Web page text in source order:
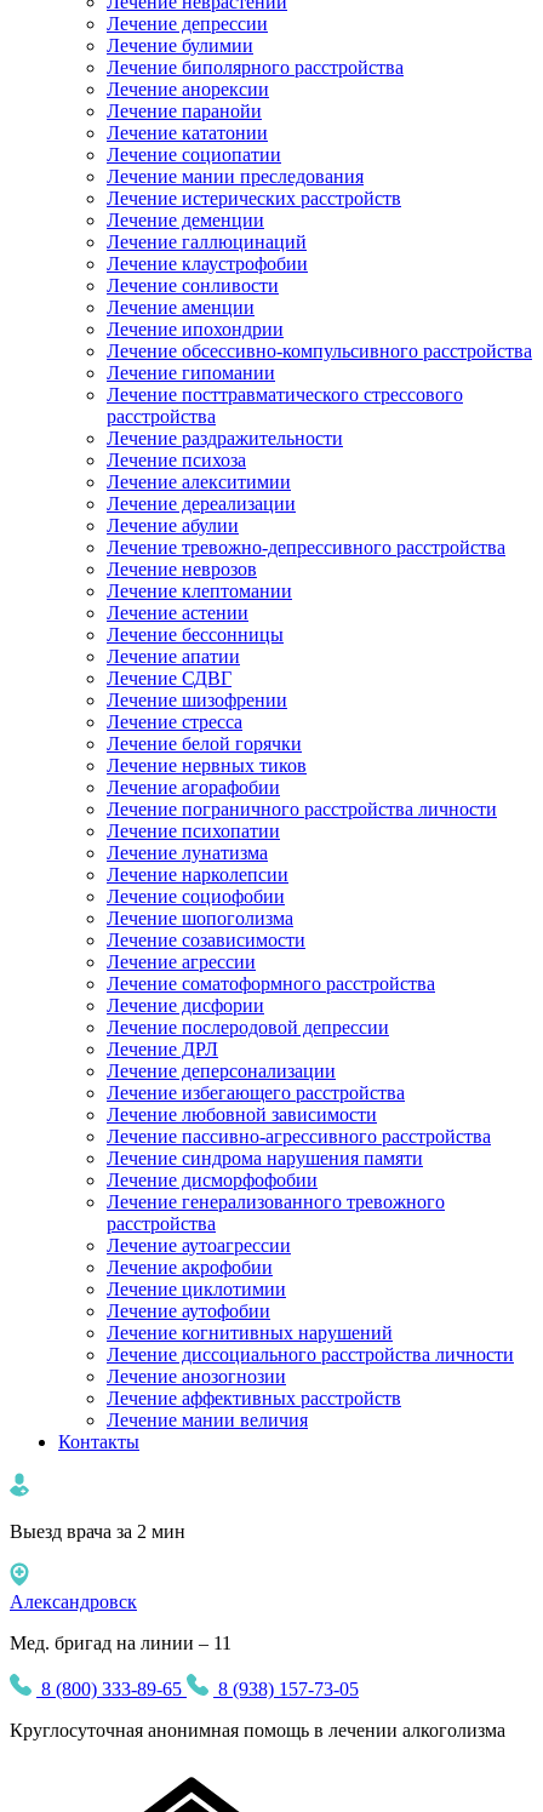
Лечение депрессии
Лечение булимии
Лечение биполярного расстройства
Лечение анорексии
Лечение паранойи
Лечение кататонии
Лечение социопатии
Лечение мании преследования
Лечение истерических расстройств
Лечение деменции
Лечение галлюцинаций
Лечение клаустрофобии
Лечение сонливости
Лечение аменции
Лечение ипохондрии
Лечение обсессивно-компульсивного расстройства
Лечение гипомании
Лечение посттравматического стрессового
расстройства
Лечение раздражительности
Лечение психоза
Лечение алекситимии
Лечение дереализации
Лечение абулии
Лечение тревожно-депрессивного расстройства
Лечение неврозов
Лечение клептомании
Лечение астении
Лечение бессонницы
Лечение апатии
Лечение СДВГ
Лечение шизофрении
Лечение стресса
Лечение белой горячки
Лечение нервных тиков
Лечение агорафобии
Лечение пограничного расстройства личности
Лечение психопатии
Лечение лунатизма
Лечение нарколепсии
Лечение социофобии
Лечение шопоголизма
Лечение созависимости
Лечение агрессии
Лечение соматоформного расстройства
Лечение дисфории
Лечение послеродовой депрессии
Лечение ДРЛ
Лечение деперсонализации
Лечение избегающего расстройства
Лечение любовной зависимости
Лечение пассивно-агрессивного расстройства
Лечение синдрома нарушения памяти
Лечение дисморфофобии
Лечение генерализованного тревожного
расстройства
Лечение аутоагрессии
Лечение акрофобии
Лечение циклотимии
Лечение аутофобии
Лечение когнитивных нарушений
Лечение диссоциального расстройства личности
Лечение анозогнозии
Лечение аффективных расстройств
Лечение мании величия
Контакты
Выезд врача за 2 мин
Александровск
Мед. бригад на линии – 11
8 (800) 333-89-65
8 (938) 157-73-05
Круглосуточная анонимная помощь в лечении алкоголизма